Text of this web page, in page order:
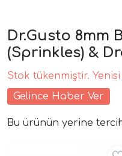
Dr.Gusto 8mm
(Sprinkles) &
Stok tükenmiştir.
Gelince Haber Ver
Bu ürünün yerine